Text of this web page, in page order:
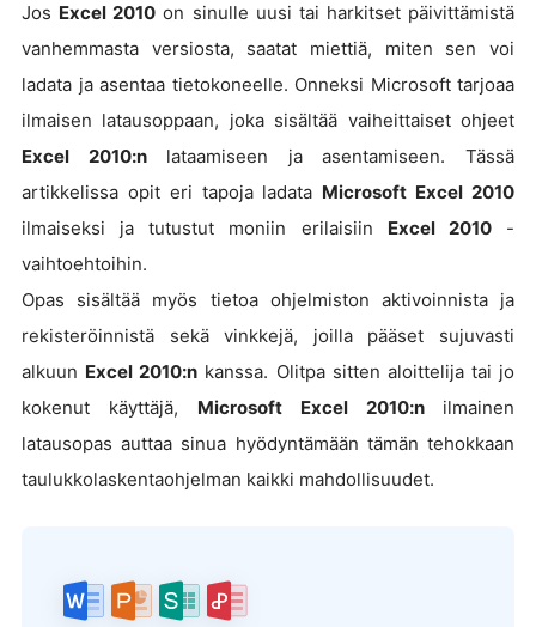
Jos Excel 2010 on sinulle uusi tai harkitset päivittämistä
vanhemmasta versiosta, saatat miettiä, miten sen voi
ladata ja asentaa tietokoneelle. Onneksi Microsoft tarjoaa
ilmaisen latausoppaan, joka sisältää vaiheittaiset ohjeet
Excel 2010:nlataamiseen ja asentamiseen. Tässä
artikkelissa opit eri tapoja ladata Microsoft Excel 2010
ilmaiseksi ja tutustut moniin erilaisiin Excel 2010-
vaihtoehtoihin.
Opas sisältää myös tietoa ohjelmiston aktivoinnista ja
rekisteröinnistä sekä vinkkejä, joilla pääset sujuvasti
alkuun Excel 2010:n kanssa. Olitpa sitten aloittelija tai jo
kokenut käyttäjä, Microsoft Excel 2010:n ilmainen
latausopas auttaa sinua hyödyntämään tämän tehokkaan
taulukkolaskentaohjelman kaikki mahdollisuudet.